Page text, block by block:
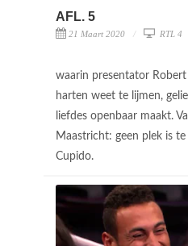
AFL. 5
21 Maart 2020 RTL 4
waarin presentator
harten weet te lijmen,
liefdes openbaar maakt.
Maastricht: geen plek is te
Cupido.